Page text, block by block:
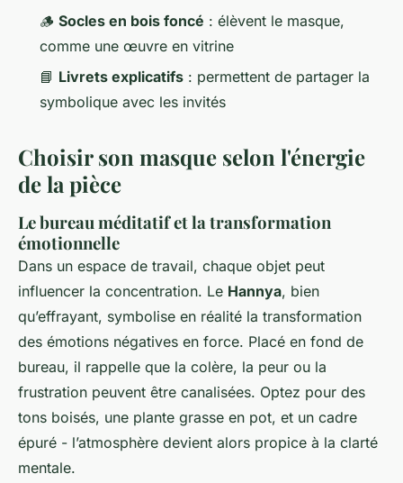
🪵 Socles en bois foncé : élèvent le masque,
comme une œuvre en vitrine
📘 Livrets explicatifs : permettent de partager la
symbolique avec les invités
Choisir son masque selon l'énergie
de la pièce
Le bureau méditatif et la transformation
émotionnelle
Dans un espace de travail, chaque objet peut
influencer la concentration. Le Hannya, bien
qu’effrayant, symbolise en réalité la transformation
des émotions négatives en force. Placé en fond de
bureau, il rappelle que la colère, la peur ou la
frustration peuvent être canalisées. Optez pour des
tons boisés, une plante grasse en pot, et un cadre
épuré - l’atmosphère devient alors propice à la clarté
mentale.